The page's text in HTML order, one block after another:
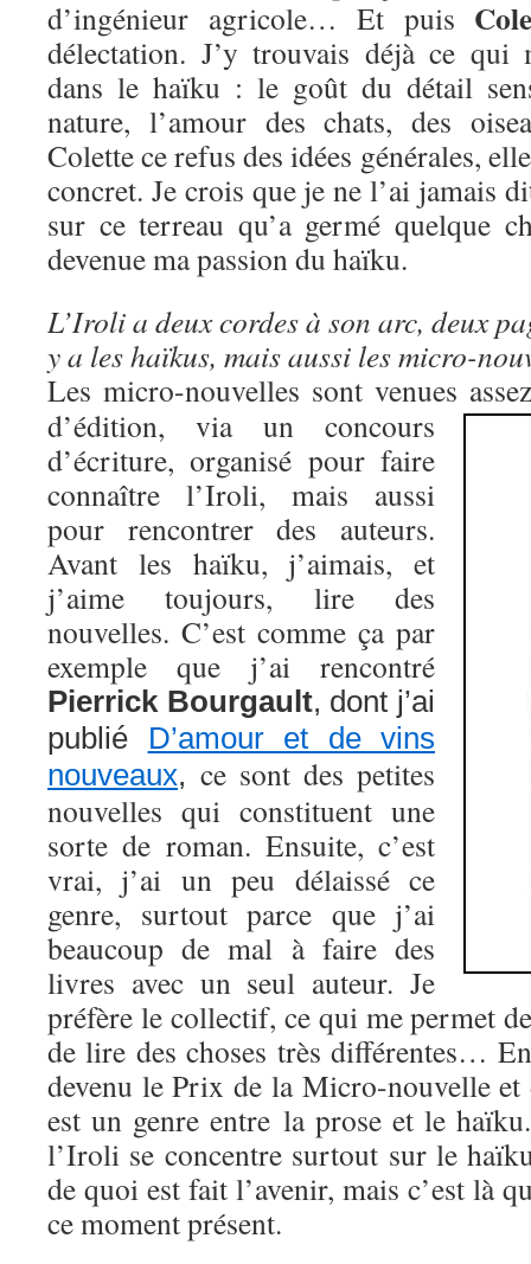
d’ingénieur agricole… Et puis
délectation. J’y trouvais déjà ce qui
dans le haïku : le goût du détail
nature, l’amour des chats, des
Colette ce refus des idées générales,
concret. Je crois que je ne l’ai jamais
sur ce terreau qu’a germé quelque
devenue ma passion du haïku.
L’Iroli a deux cordes à son arc, deux
y a les haïkus, mais aussi les micro-
Les micro-nouvelles sont venues
d’édition, via un concours
d’écriture, organisé pour faire
connaître l’Iroli, mais aussi
pour rencontrer des auteurs.
Avant les haïku, j’aimais, et
j’aime toujours, lire des
nouvelles. C’est comme ça par
exemple que j’ai rencontré
Pierrick Bourgault, dont j’ai
publié D’amour et de vins
nouveaux, ce sont des petites
nouvelles qui constituent une
sorte de roman. Ensuite, c’est
vrai, j’ai un peu délaissé ce
genre, surtout parce que j’ai
beaucoup de mal à faire des
livres avec un seul auteur. Je
préfère le collectif, ce qui me permet
de lire des choses très différentes…
devenu le Prix de la Micro-nouvelle
est un genre entre la prose et le
l’Iroli se concentre surtout sur le
de quoi est fait l’avenir, mais c’est là
ce moment présent.